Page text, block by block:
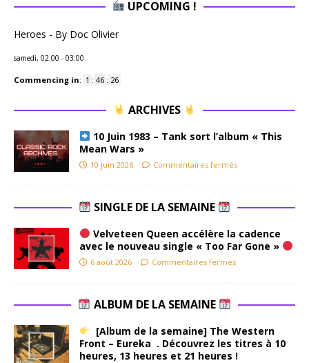
UPCOMING !
Heroes - By Doc Olivier
samedi, 02:00 - 03:00
Commencing in: 1 : 46 : 25
ARCHIVES
10 Juin 1983 – Tank sort l’album « This
Mean Wars »
10 juin 2026 Commentaires fermés
SINGLE DE LA SEMAINE
Velveteen Queen accélère la cadence
avec le nouveau single « Too Far Gone »
6 août 2026 Commentaires fermés
ALBUM DE LA SEMAINE
[Album de la semaine] The Western
Front – Eureka . Découvrez les titres à 10
heures, 13 heures et 21 heures !